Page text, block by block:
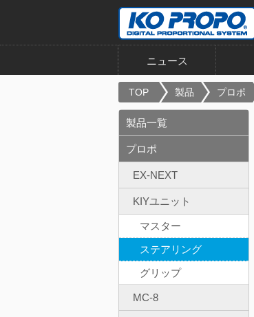
ニュース
TOP 製品 プロポ
製品一覧
プロポ
EX-NEXT
KIYユニット
マスター
ステアリング
グリップ
MC-8